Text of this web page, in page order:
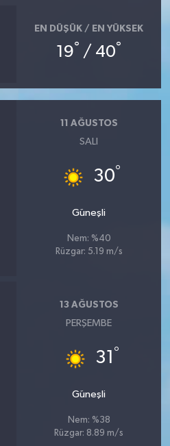
EN DÜŞÜK / EN YÜKSEK
19° / 40°
11 AĞUSTOS
SALI
30°
Güneşli
Nem: %40
Rüzgar: 5.19 m/s
13 AĞUSTOS
PERŞEMBE
31 °
Güneşli
Nem: %38
Rüzgar: 8.89 m/s